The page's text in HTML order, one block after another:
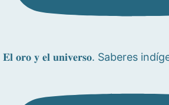
𝐄𝐥 𝐨𝐫𝐨 𝐲 𝐞𝐥 𝐮𝐧𝐢𝐯𝐞𝐫𝐬𝐨. Saberes